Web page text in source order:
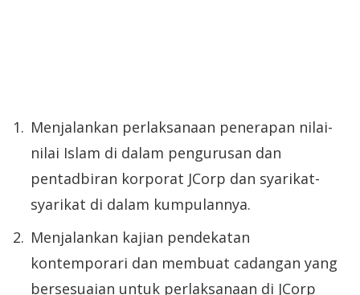
Menjalankan perlaksanaan penerapan nilai-
nilai Islam di dalam pengurusan dan
pentadbiran korporat JCorp dan syarikat-
syarikat di dalam kumpulannya.
Menjalankan kajian pendekatan
kontemporari dan membuat cadangan yang
bersesuaian untuk perlaksanaan di JCorp